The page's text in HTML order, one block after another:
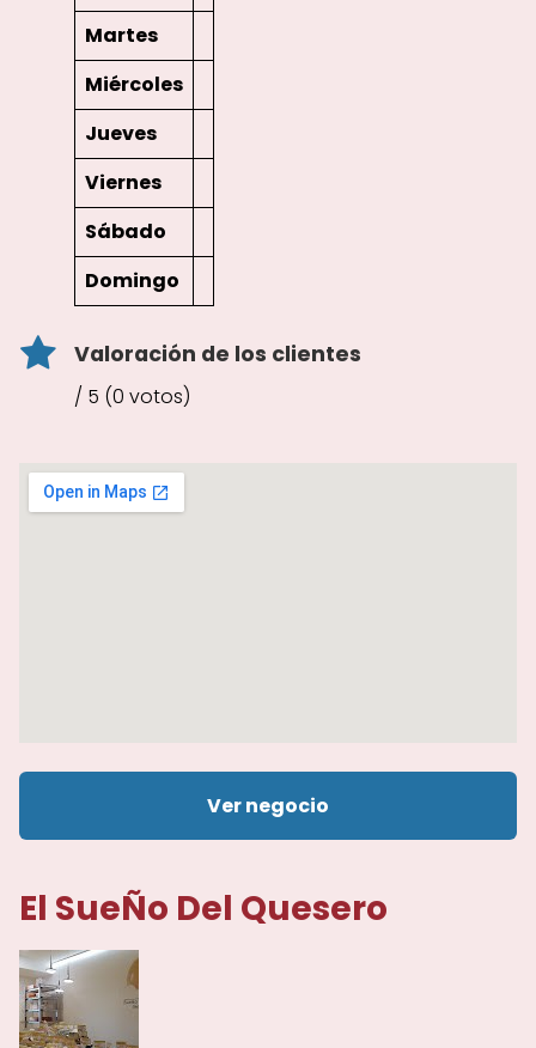
Martes
Miércoles
Jueves
Viernes
Sábado
Domingo
Valoración de los clientes
/ 5 (0 votos)
Ver negocio
El SueÑo Del Quesero